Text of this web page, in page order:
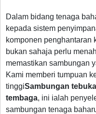
Dalam bidang tenaga
kepada sistem
komponen penghantaran
bukan sahaja perlu
memastikan sambungan
Kami memberi tumpuan
tinggiSambungan
tembaga, ini ialah
sambungan tenaga